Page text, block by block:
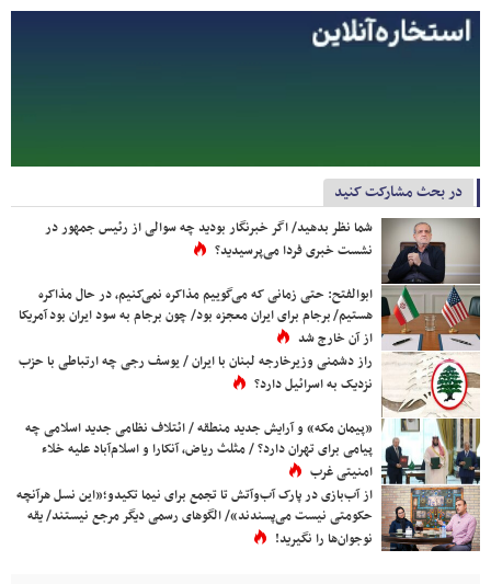
در بحث مشارکت کنید
شما نظر بدهید/ اگر خبرنگار بودید چه سوالی از رئیس جمهور در
نشست خبری فردا می‌پرسیدید؟
ابوالفتح: حتی زمانی که می‌گوییم مذاکره نمی‌کنیم، در حال مذاکره
هستیم/ برجام برای ایران معجزه بود/ چون برجام به سود ایران بود آمریکا
از آن خارج شد
راز دشمنی وزیرخارجه لبنان با ایران / یوسف رجی چه ارتباطی با حزب
نزدیک به اسرائیل دارد؟
«پیمان مکه» و آرایش جدید منطقه / ائتلاف نظامی جدید اسلامی چه
پیامی برای تهران دارد؟ / مثلث ریاض، آنکارا و اسلام‌آباد علیه خلاء
امنیتی غرب
از آب‌بازی در پارک آب‌وآتش تا تجمع برای نیما تکیدو؛«این نسل هرآنچه
حکومتی نیست می‌پسندند»/ الگوهای رسمی دیگر مرجع نیستند/ یقه
نوجوان‌ها را نگیرید!